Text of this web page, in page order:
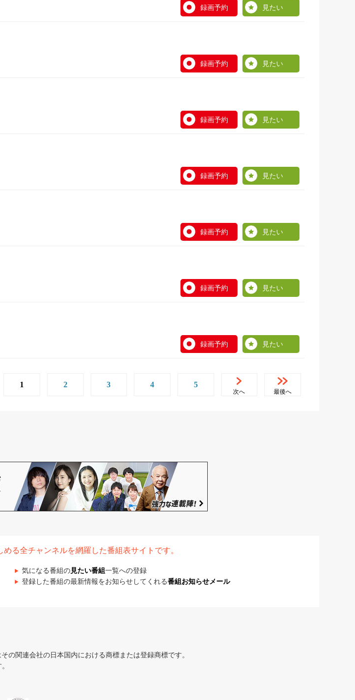
録画予約 見たい
録画予約 見たい
録画予約 見たい
録画予約 見たい
録画予約 見たい
録画予約 見たい
録画予約 見たい
1 2 3 4 5
次へ 最後へ
る全チャンネルを網羅した番組表サイトです。
気になる番組の見たい番組 一覧への登録
登録した番組の最新情報をお知らせしてくれる番組お知らせメール
の関連会社の日本国内における商標または登録商標です。